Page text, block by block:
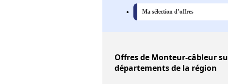
Ma sélection d’offres
Offresde Monteur-câbleur
départements de la région